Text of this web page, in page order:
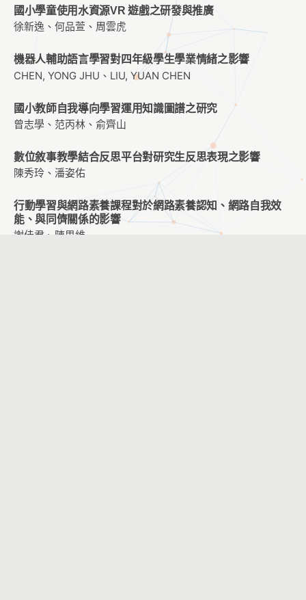
國小學童使用水資源VR 遊戲之研發與推廣
徐新逸、何品萱、周雲虎
機器人輔助語言學習對四年級學生學業情緒之影響
CHEN, YONG JHU、LIU, YUAN CHEN
國小教師自我導向學習運用知識圖譜之研究
曾志學、范丙林、俞齊山
數位敘事教學結合反思平台對研究生反思表現之影響
陳秀玲、潘姿佑
行動學習與網路素養課程對於網路素養認知、網路自我效
能、與同儕關係的影響
謝佳君、陳思維